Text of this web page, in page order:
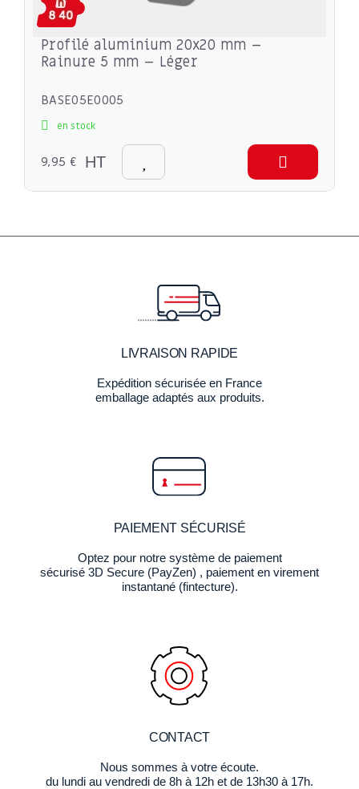
Profilé aluminium 20x20 mm –
Rainure 5 mm – Léger
BASE05E0005
en stock
9,95 € HT
LIVRAISON RAPIDE
Expédition sécurisée en France
emballage adaptés aux produits.
PAIEMENT SÉCURISÉ
Optez pour notre système de paiement
sécurisé 3D Secure (PayZen) , paiement en virement
instantané (fintecture).
CONTACT
Nous sommes à votre écoute.
du lundi au vendredi de 8h à 12h et de 13h30 à 17h.